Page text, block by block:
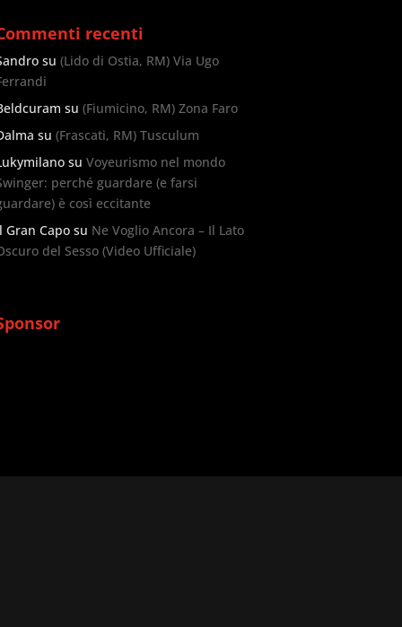
recenti
su (Lido di Ostia, RM) Via Ugo
su (Fiumicino, RM) Zona Faro
su (Frascati, RM) Tusculum
su Voyeurismo nel mondo
perché guardare (e farsi
è così eccitante
Gran Caposu Ne Voglio Ancora – Il Lato
del Sesso (Video Ufficiale)